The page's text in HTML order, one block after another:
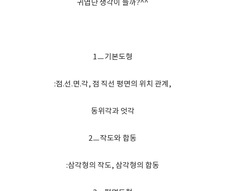
귀엽단 생각이 들까?^^
1ㅡ기본도형
:점.선.면.각, 점 직선 평면의 위치 관계,
동위각과 엇각
2ㅡ작도와 합동
:삼각형의 작도, 삼각형의 합동